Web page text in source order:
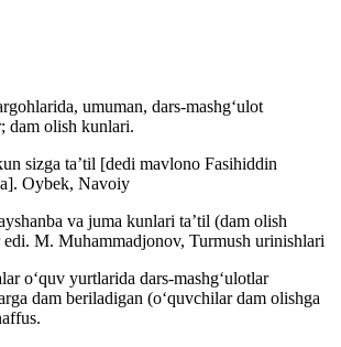
umuman, dars-mashgʻulot
dam olish kunlari.
sizga taʼtil [dedi mavlono Fasihiddin
Oybek, Navoiy
va juma kunlari taʼtil (dam olish
edi. M. Muhammadjonov, Turmush urinishlari
oʻquv yurtlarida dars-mashgʻulotlar
dam beriladigan (oʻquvchilar dam olishga